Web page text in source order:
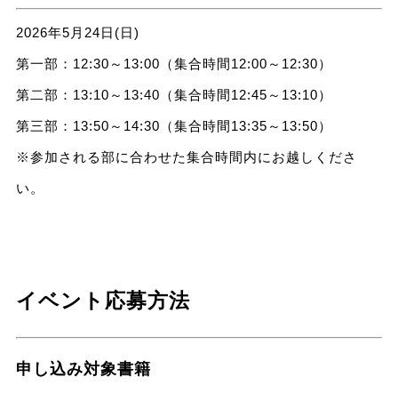
2026年5月24日(日)
第一部：12:30～13:00（集合時間12:00～12:30）
第二部：13:10～13:40（集合時間12:45～13:10）
第三部：13:50～14:30（集合時間13:35～13:50）
※参加される部に合わせた集合時間内にお越しくださ
い。
イベント応募方法
申し込み対象書籍